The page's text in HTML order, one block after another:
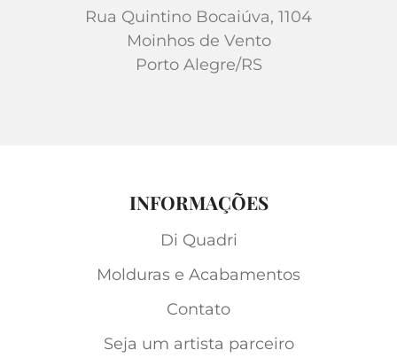
Rua Quintino Bocaiúva, 1104
Moinhos de Vento
Porto Alegre/RS
INFORMAÇÕES
Di Quadri
Molduras e Acabamentos
Contato
Seja um artista parceiro